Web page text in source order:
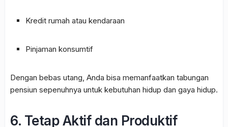
Kredit rumah atau kendaraan
Pinjaman konsumtif
Dengan bebas utang, Anda bisa memanfaatkan tabungan
pensiun sepenuhnya untuk kebutuhan hidup dan gaya hidup.
6. Tetap Aktif dan Produktif